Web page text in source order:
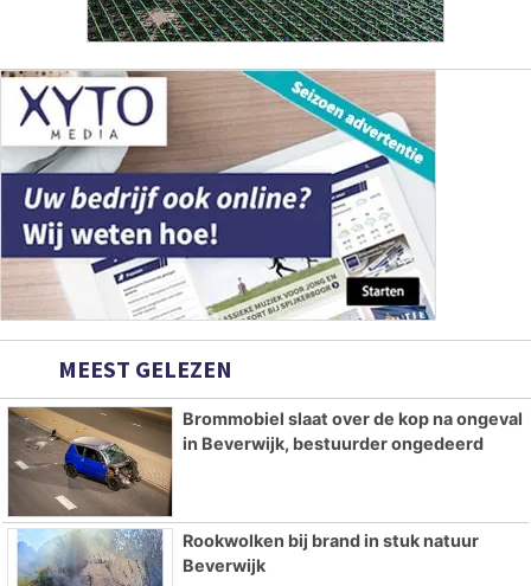
MEEST GELEZEN
Brommobiel slaat over de kop na ongeval
in Beverwijk, bestuurder ongedeerd
Rookwolken bij brand in stuk natuur
Beverwijk